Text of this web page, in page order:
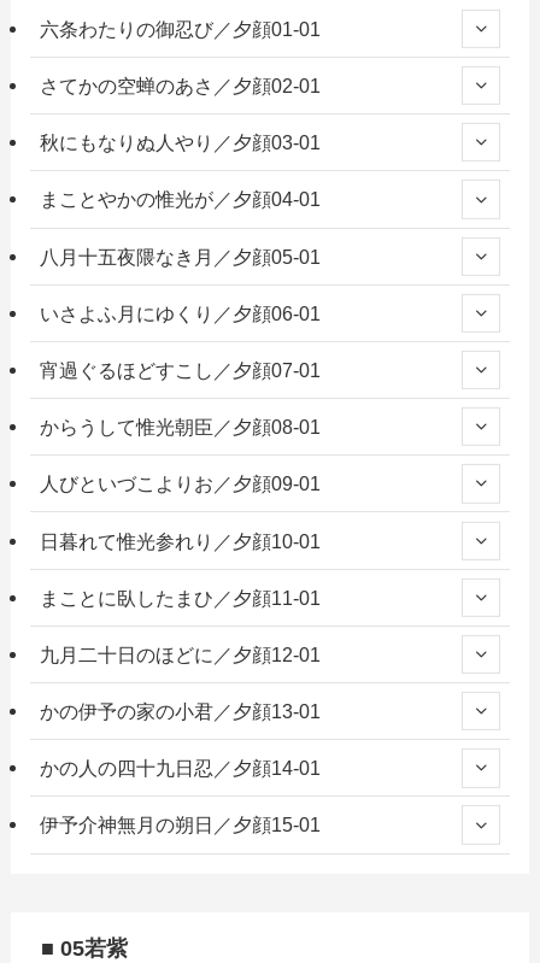
六条わたりの御忍び／夕顔01-01
さてかの空蝉のあさ／夕顔02-01
秋にもなりぬ人やり／夕顔03-01
まことやかの惟光が／夕顔04-01
八月十五夜隈なき月／夕顔05-01
いさよふ月にゆくり／夕顔06-01
宵過ぐるほどすこし／夕顔07-01
からうして惟光朝臣／夕顔08-01
人びといづこよりお／夕顔09-01
日暮れて惟光参れり／夕顔10-01
まことに臥したまひ／夕顔11-01
九月二十日のほどに／夕顔12-01
かの伊予の家の小君／夕顔13-01
かの人の四十九日忍／夕顔14-01
伊予介神無月の朔日／夕顔15-01
■ 05若紫